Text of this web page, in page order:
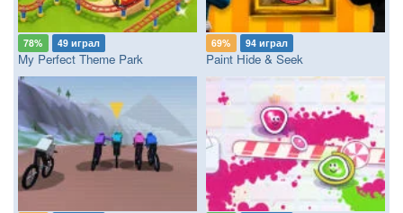
78% 49 играл
My Perfect Theme Park
69% 94 играл
Paint Hide & Seek